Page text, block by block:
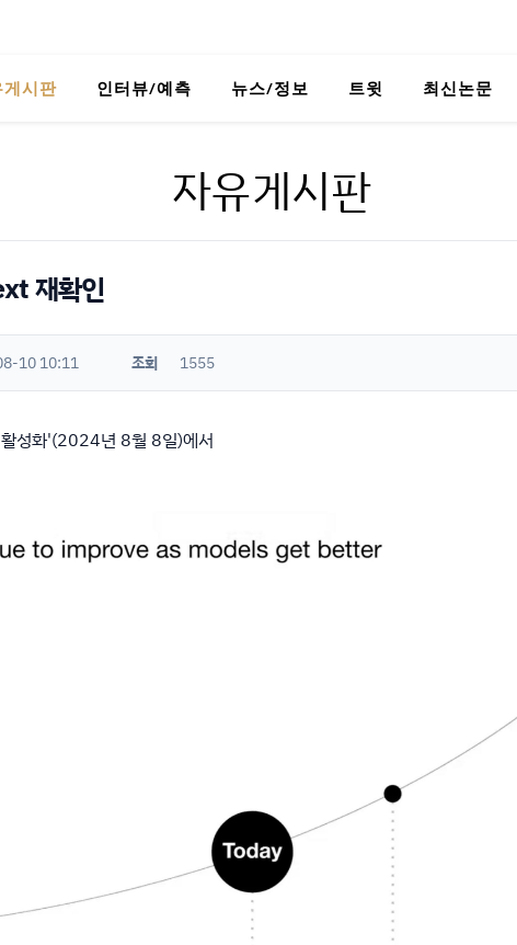
게시판 인터뷰/예측 뉴스/정보 트윗 최신논문
자유게시판
재확인
10 10:11 조회 1555
성화'(2024년 8월 8일)에서